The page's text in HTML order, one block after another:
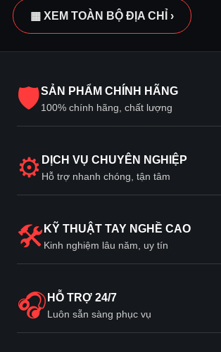
▦ XEM TOÀN BỘ ĐỊA CHỈ ›
🛡SẢN PHẨM CHÍNH HÃNG
100% chính hãng, chất lượng
⚙ DỊCH VỤ CHUYÊN NGHIỆP
Hỗ trợ nhanh chóng, tận tâm
🛠 KỸ THUẬT TAY NGHỀ CAO
Kinh nghiệm lâu năm, uy tín
🎧 HỖ TRỢ 24/7
Luôn sẵn sàng phục vụ